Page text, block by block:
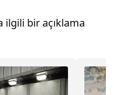
ilgili bir açıklama